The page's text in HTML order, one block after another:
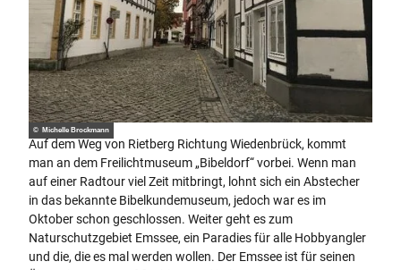
© Michelle Brockmann
Auf dem Weg von Rietberg Richtung Wiedenbrück, kommt
man an dem Freilichtmuseum „Bibeldorf“ vorbei. Wenn man
auf einer Radtour viel Zeit mitbringt, lohnt sich ein Abstecher
in das bekannte Bibelkundemuseum, jedoch war es im
Oktober schon geschlossen. Weiter geht es zum
Naturschutzgebiet Emssee, ein Paradies für alle Hobbyangler
und die, die es mal werden wollen. Der Emssee ist für seinen